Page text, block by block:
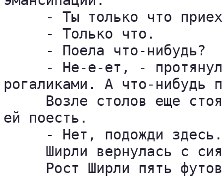
- Ты только что
     - Только что.
     - Поела что-нибудь?
- Не-е-ет, -
рогаликами. А что-нибудь
Возле столов еще
ей поесть.
- Нет, подожди
Ширли вернулась с
Рост Ширли пять